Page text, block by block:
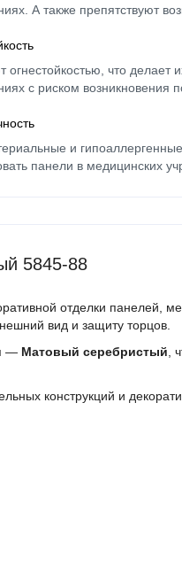
А также препятствуют
огнестойкостью, что
с риском возникновения
и
панели в медицинских
5845-88
отделки панелей,
вид и защиту торцов.
— Матовый серебристый ,
конструкций и